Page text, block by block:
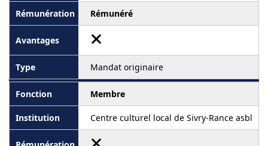
Rémunéré
Mandat originaire
Membre
Centre culturel local de Sivry-Rance asbl